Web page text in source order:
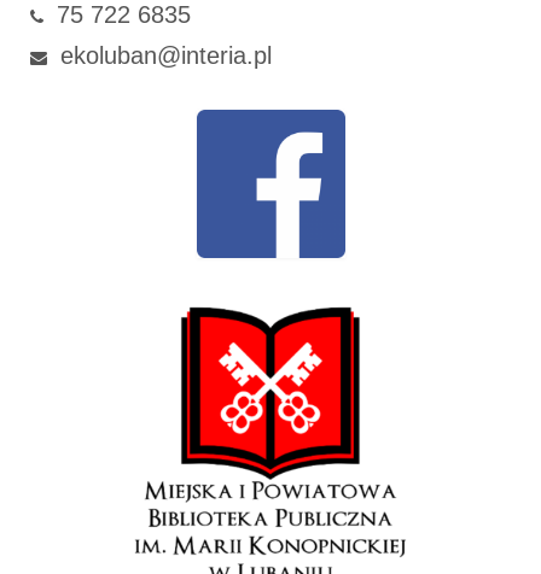
75 722 6835
ekoluban@interia.pl